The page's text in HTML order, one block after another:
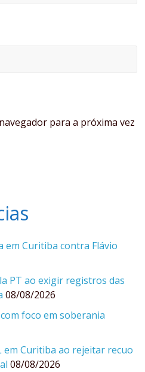
para a próxima vez
em Curitiba contra Flávio
PT ao exigir registros das
08/08/2026
foco em soberania
em Curitiba ao rejeitar recuo
08/08/2026